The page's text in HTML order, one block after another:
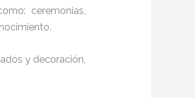
ceremonias,
y decoración,